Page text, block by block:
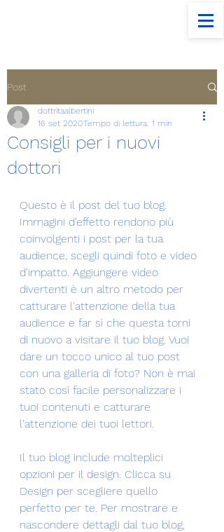
Post
Consigli per i nuovi
dottori
dottritaalbertini
16 set 2020Tempo di lettura: 1 min
Questo è il post del tuo blog.
Immagini d'effetto rendono più
coinvolgenti i post per la tua
audience, scegli quindi foto e video
d'impatto. Aggiungere video
divertenti è un altro metodo per
catturare l'attenzione della tua
audience e far sì che questa torni
di nuovo a visitare il tuo blog. Vuoi
dare un tocco unico al tuo post
con una galleria di foto? Non è mai
stato così facile personalizzare i
tuoi contenuti e catturare
l'attenzione dei tuoi lettori.
Il tuo blog include molteplici
opzioni per il design. Clicca su
Design per scegliere quello
perfetto per te. Per mostrare e
nascondere dettagli dal tuo blog,